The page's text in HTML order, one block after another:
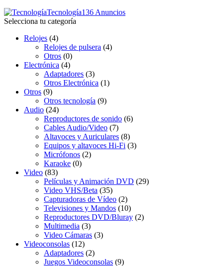
Tecnología136 Anuncios
Selecciona tu categoría
Relojes (4)
Relojes de pulsera (4)
Otros (0)
Electrónica (4)
Adaptadores (3)
Otros Electrónica (1)
Otros (9)
Otros tecnología (9)
Audio (24)
Reproductores de sonido (6)
Cables Audio/Video (7)
Altavoces y Auriculares (8)
Equipos y altavoces Hi-Fi (3)
Micrófonos (2)
Karaoke (0)
Video (83)
Películas y Animación DVD (29)
Video VHS/Beta (35)
Capturadoras de Vídeo (2)
Televisiones y Mandos (10)
Reproductores DVD/Bluray (2)
Multimedia (3)
Video Cámaras (3)
Videoconsolas (12)
Adaptadores (2)
Juegos Videoconsolas (9)